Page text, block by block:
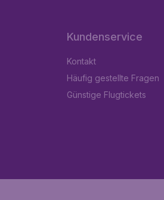
Kundenservice
Kontakt
Häufig gestellte Fragen
Günstige Flugtickets